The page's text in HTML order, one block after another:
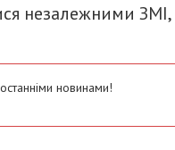
незалежними
новинами!